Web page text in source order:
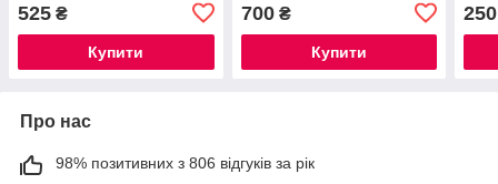
525 ₴
Купити
коробки (був у колекції)
700₴
Купити
250
Про нас
98% позитивних з 806 відгуків за рік